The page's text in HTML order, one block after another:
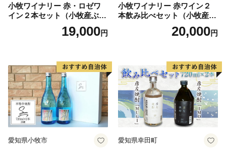
小牧ワイナリー 赤・ロゼワ
イン２本セット（小牧産ぶど
19,000円
小牧ワイナリー 赤ワイン２
本飲み比べセット（小牧産ぶ
どう100％使用）20,000円
愛知県小牧市 愛知県幸田町